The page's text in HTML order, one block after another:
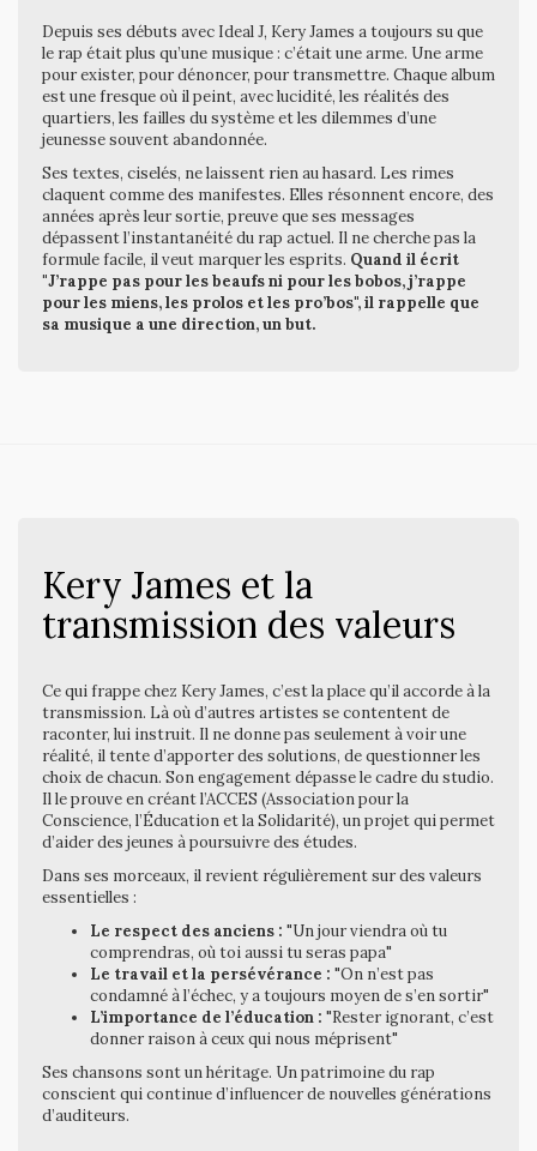
Depuis ses débuts avec Ideal J, Kery James a toujours su que
le rap était plus qu’une musique : c’était une arme. Une arme
pour exister, pour dénoncer, pour transmettre. Chaque album
est une fresque où il peint, avec lucidité, les réalités des
quartiers, les failles du système et les dilemmes d’une
jeunesse souvent abandonnée.
Ses textes, ciselés, ne laissent rien au hasard. Les rimes
claquent comme des manifestes. Elles résonnent encore, des
années après leur sortie, preuve que ses messages
dépassent l’instantanéité du rap actuel. Il ne cherche pas la
formule facile, il veut marquer les esprits. Quand il écrit
"J’rappe pas pour les beaufs ni pour les bobos, j’rappe
pour les miens, les prolos et les pro’bos", il rappelle que
sa musique a une direction, un but.
Kery James et la
transmission des valeurs
Ce qui frappe chez Kery James, c’est la place qu’il accorde à la
transmission. Là où d’autres artistes se contentent de
raconter, lui instruit. Il ne donne pas seulement à voir une
réalité, il tente d’apporter des solutions, de questionner les
choix de chacun. Son engagement dépasse le cadre du studio.
Il le prouve en créant l’ACCES (Association pour la
Conscience, l’Éducation et la Solidarité), un projet qui permet
d’aider des jeunes à poursuivre des études.
Dans ses morceaux, il revient régulièrement sur des valeurs
essentielles :
Le respect des anciens : "Un jour viendra où tu
comprendras, où toi aussi tu seras papa"
Le travail et la persévérance : "On n’est pas
condamné à l’échec, y a toujours moyen de s’en sortir"
L’importance de l’éducation : "Rester ignorant, c’est
donner raison à ceux qui nous méprisent"
Ses chansons sont un héritage. Un patrimoine du rap
conscient qui continue d’influencer de nouvelles générations
d’auditeurs.